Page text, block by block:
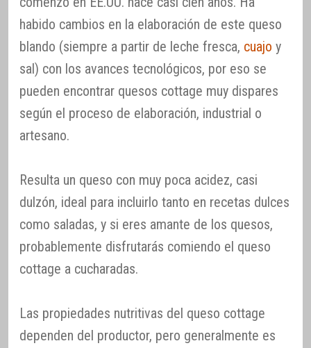
habido cambios en la elaboración de este queso
blando (siempre a partir de leche fresca, cuajo y
sal) con los avances tecnológicos, por eso se
pueden encontrar quesos cottage muy dispares
según el proceso de elaboración, industrial o
artesano.
Resulta un queso con muy poca acidez, casi
dulzón, ideal para incluirlo tanto en recetas dulces
como saladas, y si eres amante de los quesos,
probablemente disfrutarás comiendo el queso
cottage a cucharadas.
Las propiedades nutritivas del queso cottage
dependen del productor, pero generalmente es